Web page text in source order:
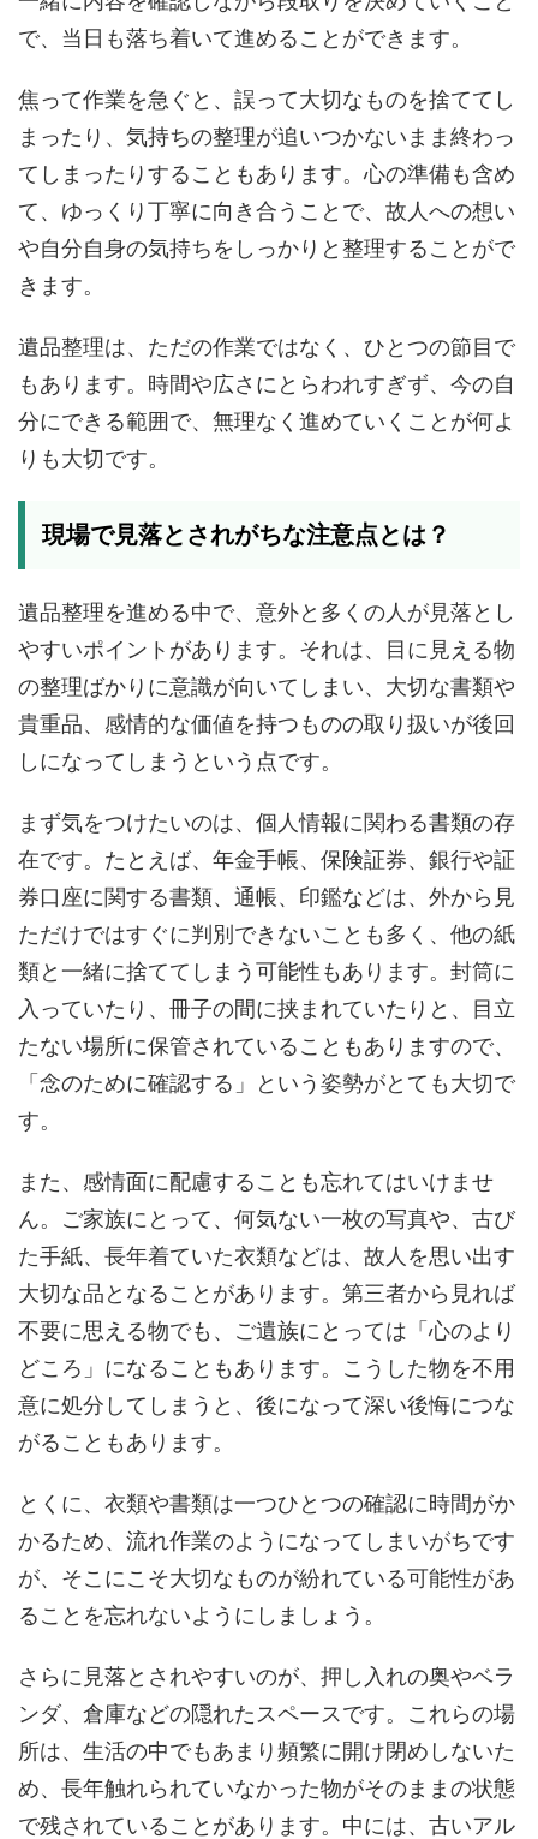
で、当日も落ち着いて進めることができます。
焦って作業を急ぐと、誤って大切なものを捨ててし
まったり、気持ちの整理が追いつかないまま終わっ
てしまったりすることもあります。心の準備も含め
て、ゆっくり丁寧に向き合うことで、故人への想い
や自分自身の気持ちをしっかりと整理することがで
きます。
遺品整理は、ただの作業ではなく、ひとつの節目で
もあります。時間や広さにとらわれすぎず、今の自
分にできる範囲で、無理なく進めていくことが何よ
りも大切です。
現場で見落とされがちな注意点とは？
遺品整理を進める中で、意外と多くの人が見落とし
やすいポイントがあります。それは、目に見える物
の整理ばかりに意識が向いてしまい、大切な書類や
貴重品、感情的な価値を持つものの取り扱いが後回
しになってしまうという点です。
まず気をつけたいのは、個人情報に関わる書類の存
在です。たとえば、年金手帳、保険証券、銀行や証
券口座に関する書類、通帳、印鑑などは、外から見
ただけではすぐに判別できないことも多く、他の紙
類と一緒に捨ててしまう可能性もあります。封筒に
入っていたり、冊子の間に挟まれていたりと、目立
たない場所に保管されていることもありますので、
「念のために確認する」という姿勢がとても大切で
す。
また、感情面に配慮することも忘れてはいけませ
ん。ご家族にとって、何気ない一枚の写真や、古び
た手紙、長年着ていた衣類などは、故人を思い出す
大切な品となることがあります。第三者から見れば
不要に思える物でも、ご遺族にとっては「心のより
どころ」になることもあります。こうした物を不用
意に処分してしまうと、後になって深い後悔につな
がることもあります。
とくに、衣類や書類は一つひとつの確認に時間がか
かるため、流れ作業のようになってしまいがちです
が、そこにこそ大切なものが紛れている可能性があ
ることを忘れないようにしましょう。
さらに見落とされやすいのが、押し入れの奥やベラ
ンダ、倉庫などの隠れたスペースです。これらの場
所は、生活の中でもあまり頻繁に開け閉めしないた
め、長年触れられていなかった物がそのままの状態
で残されていることがあります。中には、古いアル